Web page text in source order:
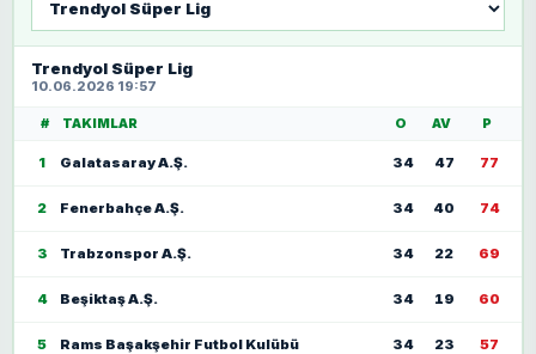
seç
Trendyol Süper Lig
10.06.2026 19:57
# TAKIMLAR O AV P
1 Galatasaray A.Ş. 34 47 77
2 Fenerbahçe A.Ş. 34 40 74
3 Trabzonspor A.Ş. 34 22 69
4 Beşiktaş A.Ş. 34 19 60
5 Rams Başakşehir Futbol Kulübü 34 23 57